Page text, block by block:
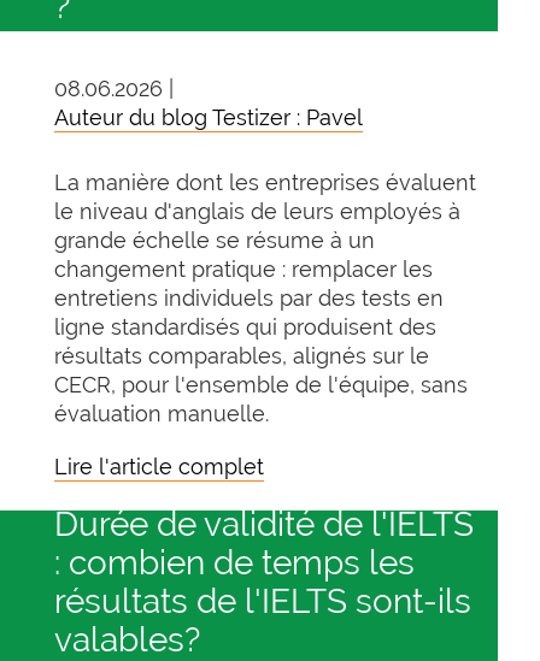
08.06.2026 |
Auteur du blog Testizer : Pavel
La manière dont les entreprises évaluent
le niveau d'anglais de leurs employés à
grande échelle se résume à un
changement pratique : remplacer les
entretiens individuels par des tests en
ligne standardisés qui produisent des
résultats comparables, alignés sur le
CECR, pour l'ensemble de l'équipe, sans
évaluation manuelle.
Lire l'article complet
Durée de validité de l'IELTS
: combien de temps les
résultats de l'IELTS sont-ils
valables?